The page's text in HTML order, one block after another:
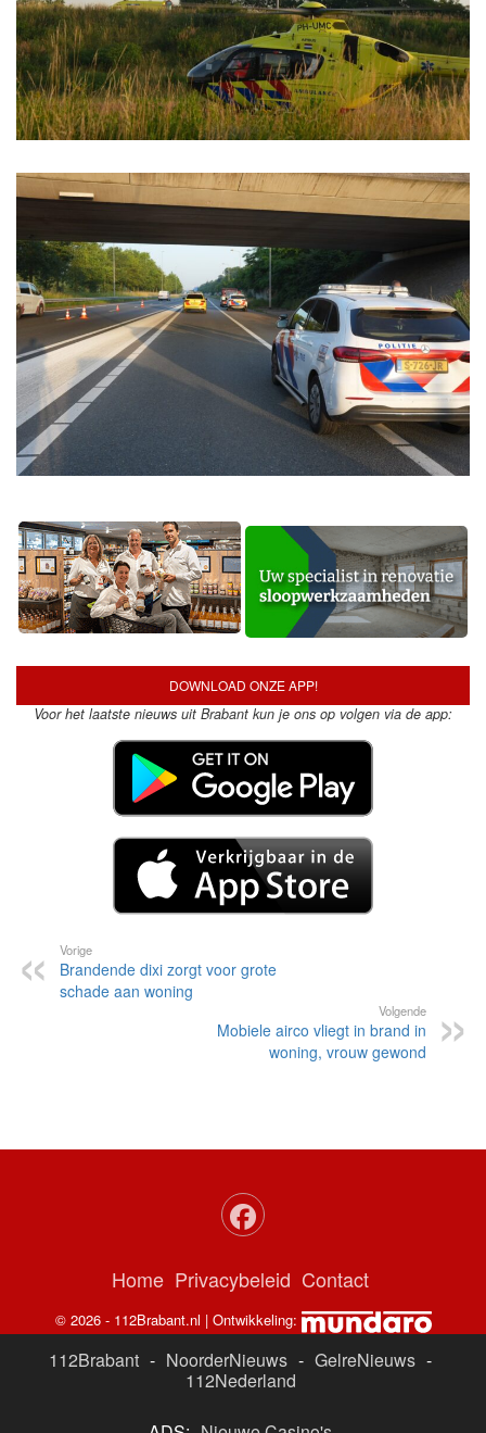
DOWNLOAD ONZE APP!
Voor het laatste nieuws uit Brabant kun je ons op volgen via de app:
Vorige
Brandende dixi zorgt voor grote
schade aan woning
Volgende
Mobiele airco vliegt in brand in
woning, vrouw gewond
Home Privacybeleid Contact
© 2026 - 112Brabant.nl | Ontwikkeling:
112Brabant - NoorderNieuws - GelreNieuws -
112Nederland